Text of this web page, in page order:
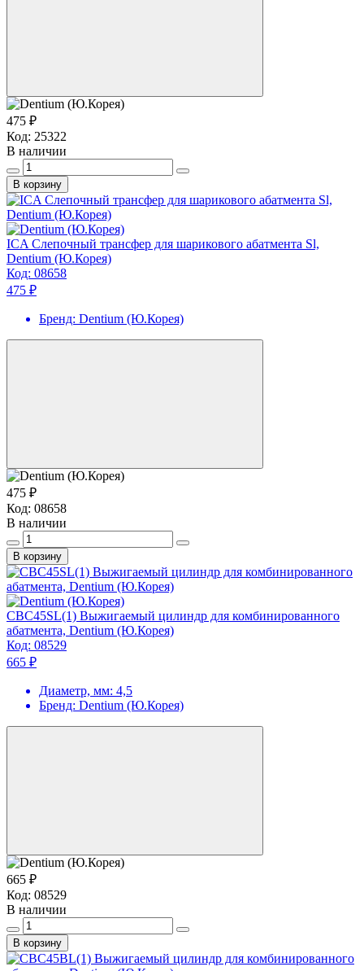
475 ₽
Код: 25322
В наличии
В корзину
ICA Слепочный трансфер для шарикового абатмента Sl,
Dentium (Ю.Корея)
Код: 08658
475 ₽
Бренд: Dentium (Ю.Корея)
475 ₽
Код: 08658
В наличии
В корзину
CBC45SL(1) Выжигаемый цилиндр для комбинированного
абатмента, Dentium (Ю.Корея)
Код: 08529
665 ₽
Диаметр, мм: 4,5
Бренд: Dentium (Ю.Корея)
665 ₽
Код: 08529
В наличии
В корзину